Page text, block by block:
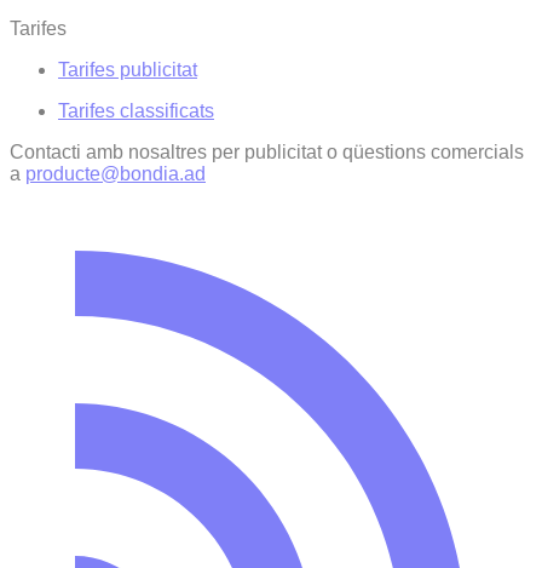
Tarifes
Tarifes publicitat
Tarifes classificats
Contacti amb nosaltres per publicitat o qüestions comercials
a producte@bondia.ad